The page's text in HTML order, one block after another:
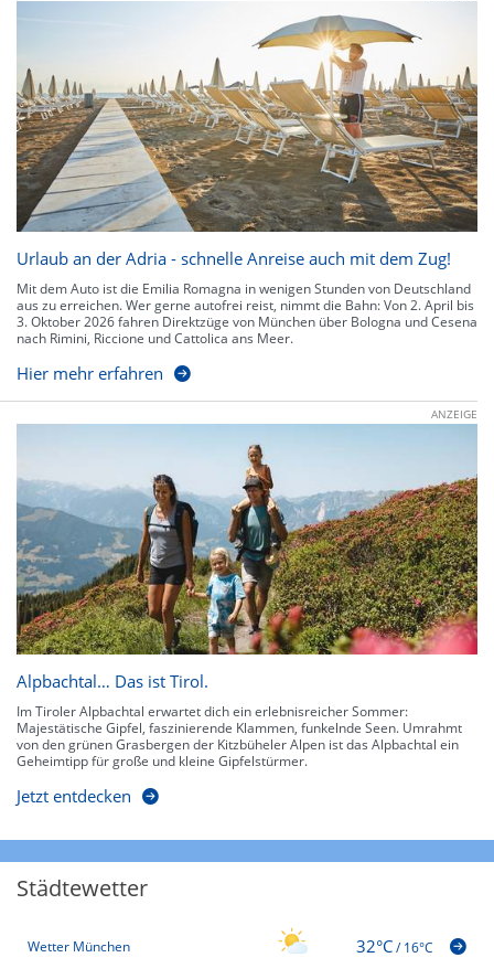
Urlaub an der Adria - schnelle Anreise auch mit dem Zug!
Mit dem Auto ist die Emilia Romagna in wenigen Stunden von Deutschland
aus zu erreichen. Wer gerne autofrei reist, nimmt die Bahn: Von 2. April bis
3. Oktober 2026 fahren Direktzüge von München über Bologna und Cesena
nach Rimini, Riccione und Cattolica ans Meer.
Hier mehr erfahren
ANZEIGE
Alpbachtal… Das ist Tirol.
Im Tiroler Alpbachtal erwartet dich ein erlebnisreicher Sommer:
Majestätische Gipfel, faszinierende Klammen, funkelnde Seen. Umrahmt
von den grünen Grasbergen der Kitzbüheler Alpen ist das Alpbachtal ein
Geheimtipp für große und kleine Gipfelstürmer.
Jetzt entdecken
Städtewetter
Wetter München 32°C/16°C